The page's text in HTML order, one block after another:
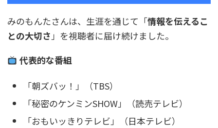
みのもんたさんは、生涯を通じて「情報を伝えるこ
との大切さ 」を視聴者に届け続けました。
代表的な番組
「朝ズバッ！」（TBS）
「秘密のケンミンSHOW」（読売テレビ）
「おもいッきりテレビ」（日本テレビ）